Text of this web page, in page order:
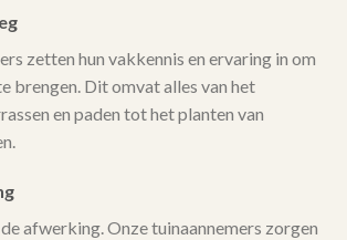
zetten hun vakkennis en ervaring in om
brengen. Dit omvat alles van het
en paden tot het planten van
afwerking. Onze tuinaannemers zorgen